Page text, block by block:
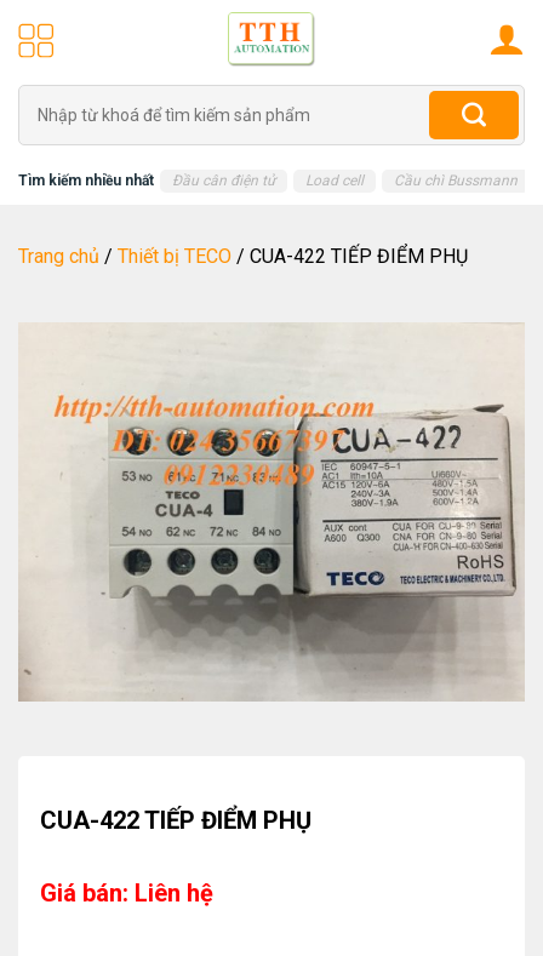
kiếm:
Tìm kiếm nhiều nhất Đầu cân điện tử Load cell Cầu chì Bussmann
Trang chủ / Thiết bị TECO / CUA-422 TIẾP ĐIỂM PHỤ
CUA-422 TIẾP ĐIỂM PHỤ
Giá bán: Liên hệ